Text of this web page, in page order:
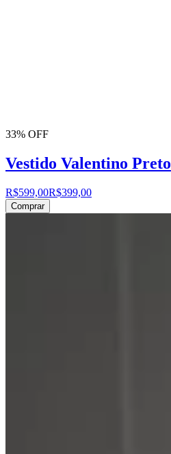
33% OFF
Vestido Valentino Preto
R$599,00R$399,00
Comprar